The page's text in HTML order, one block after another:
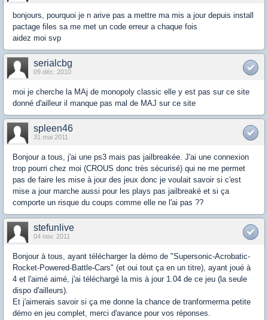
bonjours, pourquoi je n arive pas a mettre ma mis a jour depuis install
pactage files sa me met un code erreur a chaque fois
aidez moi svp
serialcbg
09 déc. 2010
moi je cherche la MAj de monopoly classic elle y est pas sur ce site
donné d'ailleur il manque pas mal de MAJ sur ce site
spleen46
31 mai 2011
Bonjour a tous, j'ai une ps3 mais pas jailbreakée. J'ai une connexion
trop pourri chez moi (CROUS donc très sécurisé) qui ne me permet
pas de faire les mise à jour des jeux donc je voulait savoir si c'est
mise a jour marche aussi pour les plays pas jailbreaké et si ça
comporte un risque du coups comme elle ne l'ai pas ??
stefunlive
04 nov. 2011
Bonjour à tous, ayant télécharger la démo de "Supersonic-Acrobatic-
Rocket-Powered-Battle-Cars" (et oui tout ça en un titre), ayant joué à
4 et l'aimé aimé, j'ai téléchargé la mis à jour 1.04 de ce jeu (la seule
dispo d'ailleurs).
Et j'aimerais savoir si ça me donne la chance de tranformerma petite
démo en jeu complet, merci d'avance pour vos réponses.